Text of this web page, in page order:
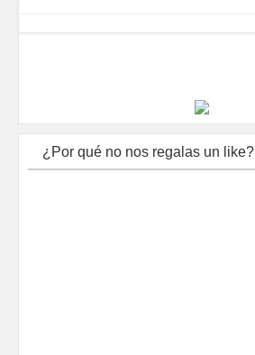
¿Por qué no nos regalas un like?